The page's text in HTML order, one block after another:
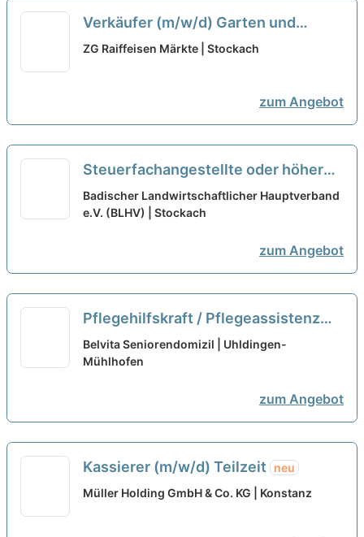
Verkäufer (m/w/d) Garten und
Pflanzen in Vollzeit / Teilzeit
ZG Raiffeisen Märkte | Stockach
zum Angebot
Steuerfachangestellte oder höhere
Qualifikation (m/w/d) in Voll- oder
Teilzeit neu
Badischer Landwirtschaftlicher Hauptverband
e.V. (BLHV) | Stockach
zum Angebot
Pflegehilfskraft / Pflegeassistenz
(m/w/d) in Teilzeit (50%-80%) -
Starten Sie mit uns in eine
Belvita Seniorendomizil | Uhldingen-
Mühlhofen
zum Angebot
Kassierer (m/w/d) Teilzeit neu
Müller Holding GmbH & Co. KG | Konstanz